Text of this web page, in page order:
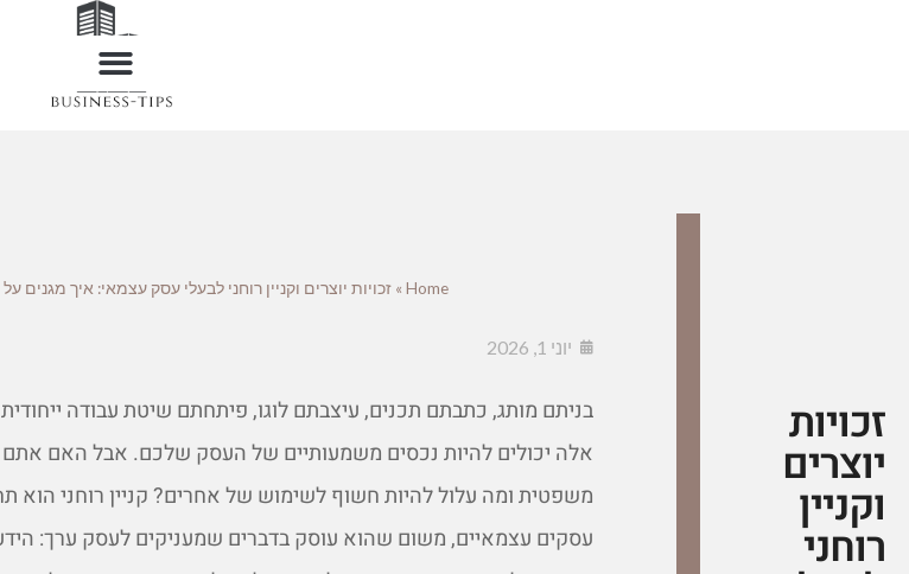
זכויות
יוצרים
וקניין
רוחני
Home
»זכויות יוצרים וקניין רוחני לבעלי עסק עצמאי: איך מגנים
יוני 1, 2026
בניתם מותג, כתבתם תכנים, עיצבתם לוגו, פיתחתם שיטת עבודה
אלה יכולים להיות נכסים משמעותיים של העסק שלכם. אבל האם אתם
משפטית ומה עלול להיות חשוף לשימוש של אחרים? קניין רוחני הוא
עסקים עצמאיים, משום שהוא עוסק בדברים שמעניקים לעסק ערך: